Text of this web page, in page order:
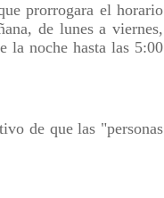
prorrogara el horario
de lunes a viernes,
la noche hasta las 5:00
de que las "personas